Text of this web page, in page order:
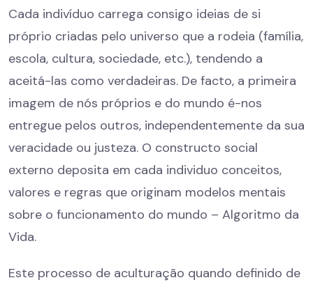
Cada indivíduo carrega consigo ideias de si
próprio criadas pelo universo que a rodeia (família,
escola, cultura, sociedade, etc.), tendendo a
aceitá-las como verdadeiras. De facto, a primeira
imagem de nós próprios e do mundo é-nos
entregue pelos outros, independentemente da sua
veracidade ou justeza. O constructo social
externo deposita em cada individuo conceitos,
valores e regras que originam modelos mentais
sobre o funcionamento do mundo – Algoritmo da
Vida.
Este processo de aculturação quando definido de